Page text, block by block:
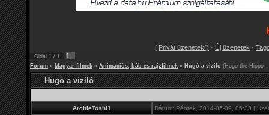
[ Privát üzenetek() · Új üzenetek ·
Oldal 1 / 1 1
Fórum » Magyar filmek » Animációs, báb és rajzfilmek » Hugó a víziló (Hugo the Hippo -
Hugó a víziló
ArchieToshI1 Dátum: Péntek, 2014-05-09, 05:33 |